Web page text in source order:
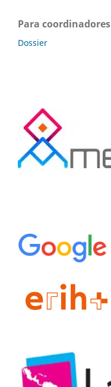
Para coordinadores
Dossier